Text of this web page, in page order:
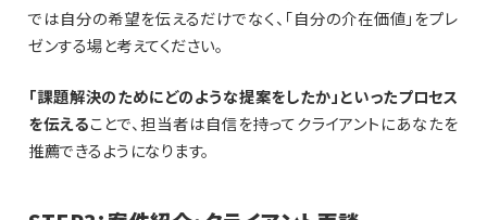
では自分の希望を伝えるだけでなく、「自分の介在価値」をプレ
ゼンする場と考えてください。
「課題解決のためにどのような提案をしたか」といったプロセス
を伝えることで、担当者は自信を持ってクライアントにあなたを
推薦できるようになります。